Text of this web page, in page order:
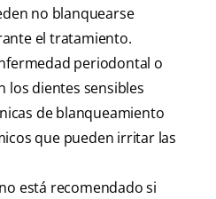
no blanquearse
el tratamiento.
periodontal o
los dientes sensibles
de blanqueamiento
que pueden irritar las
está recomendado si